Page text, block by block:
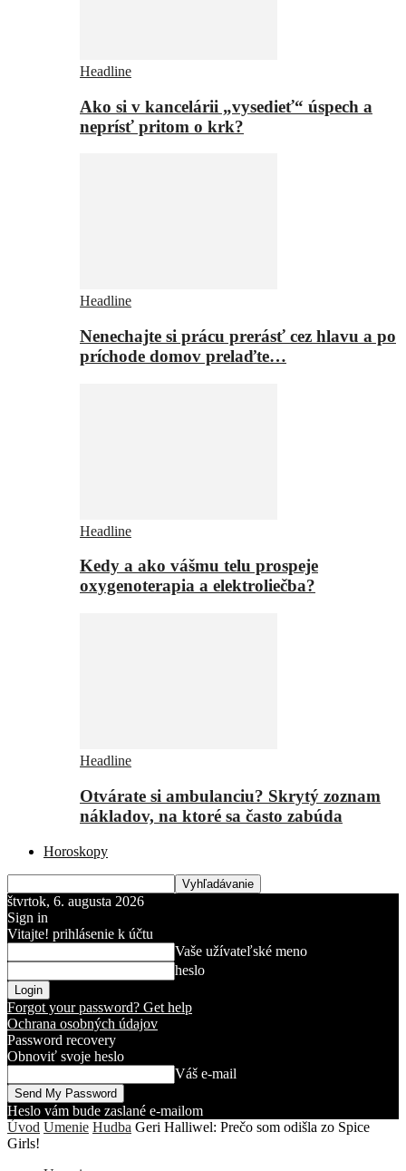
Headline
Ako si v kancelárii „vysedieť“ úspech a
neprísť pritom o krk?
Headline
Nenechajte si prácu prerásť cez hlavu a po
príchode domov prelaďte…
Headline
Kedy a ako vášmu telu prospeje
oxygenoterapia a elektroliečba?
Headline
Otvárate si ambulanciu? Skrytý zoznam
nákladov, na ktoré sa často zabúda
Horoskopy
štvrtok, 6. augusta 2026
Sign in
Vitajte! prihlásenie k účtu
Vaše užívateľské meno
heslo
Forgot your password? Get help
Ochrana osobných údajov
Password recovery
Obnoviť svoje heslo
Váš e-mail
Heslo vám bude zaslané e-mailom
Úvod Umenie Hudba Geri Halliwel: Prečo som odišla zo Spice
Girls!